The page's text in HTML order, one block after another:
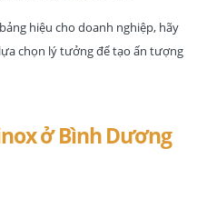
hiệu cho doanh nghiệp, hãy
chọn lý tưởng để tạo ấn tượng